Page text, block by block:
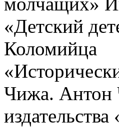
«Детский
Коломийца
Чижа. Антон